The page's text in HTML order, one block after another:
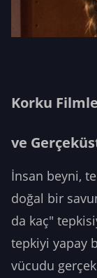
Korku
ve
İnsan beyni,
doğal bir
da kaç"
tepkiyi yapay
vücudu